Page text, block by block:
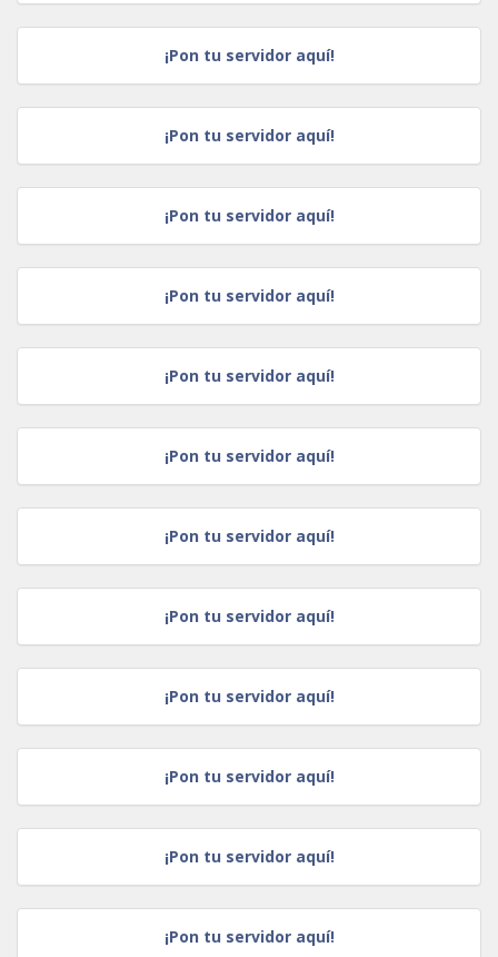
¡Pon tu servidor aquí!
¡Pon tu servidor aquí!
¡Pon tu servidor aquí!
¡Pon tu servidor aquí!
¡Pon tu servidor aquí!
¡Pon tu servidor aquí!
¡Pon tu servidor aquí!
¡Pon tu servidor aquí!
¡Pon tu servidor aquí!
¡Pon tu servidor aquí!
¡Pon tu servidor aquí!
¡Pon tu servidor aquí!